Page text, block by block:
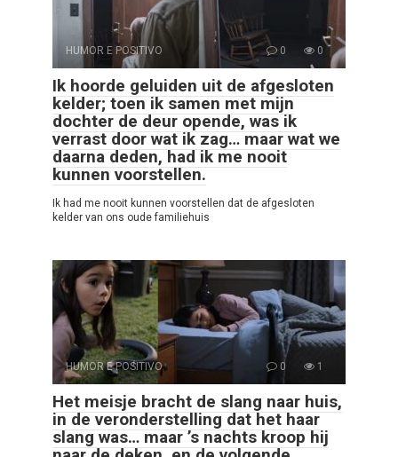
HUMOR E POSITIVO 0 0
Ik hoorde geluiden uit de afgesloten
kelder; toen ik samen met mijn
dochter de deur opende, was ik
verrast door wat ik zag… maar wat we
daarna deden, had ik me nooit
kunnen voorstellen.
Ik had me nooit kunnen voorstellen dat de afgesloten
kelder van ons oude familiehuis
HUMOR E POSITIVO 0 1
Het meisje bracht de slang naar huis,
in de veronderstelling dat het haar
slang was… maar ’s nachts kroop hij